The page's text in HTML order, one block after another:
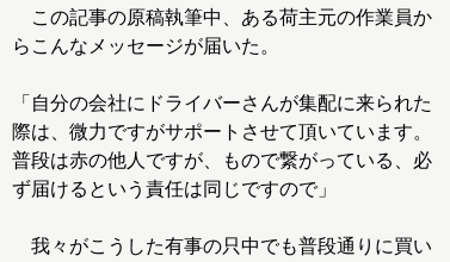
この記事の原稿執筆中、ある荷主元の作業員か
らこんなメッセージが届いた。
「自分の会社にドライバーさんが集配に来られた
際は、微力ですがサポートさせて頂いています。
普段は赤の他人ですが、もので繋がっている、必
ず届けるという責任は同じですので」
我々がこうした有事の只中でも普段通りに買い